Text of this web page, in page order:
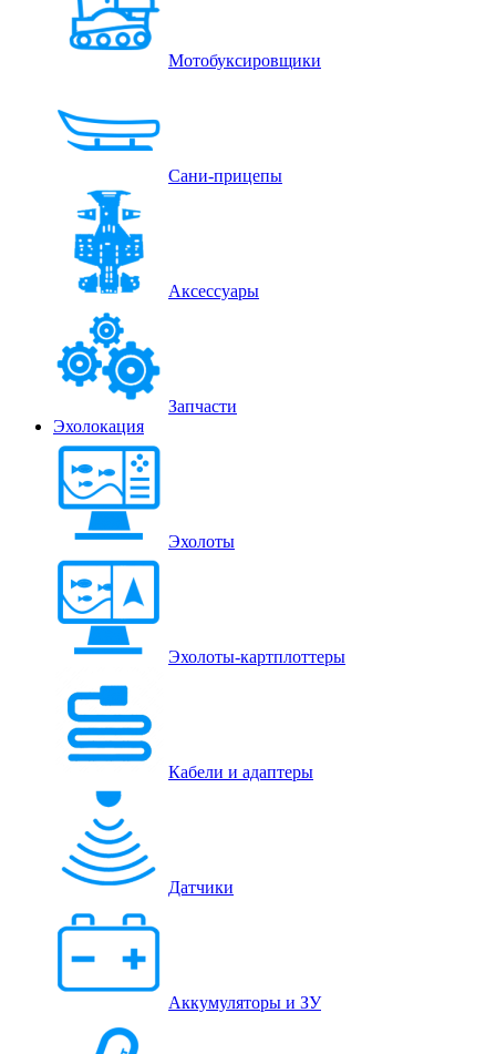
Мотобуксировщики
Сани-прицепы
Аксессуары
Запчасти
Эхолокация
Эхолоты
Эхолоты-картплоттеры
Кабели и адаптеры
Датчики
Аккумуляторы и ЗУ